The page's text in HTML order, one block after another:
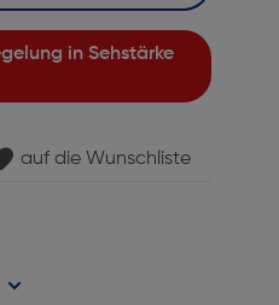
auf die Wunschliste